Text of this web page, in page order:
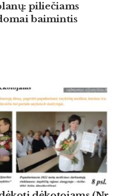
piliečiams
baimintis